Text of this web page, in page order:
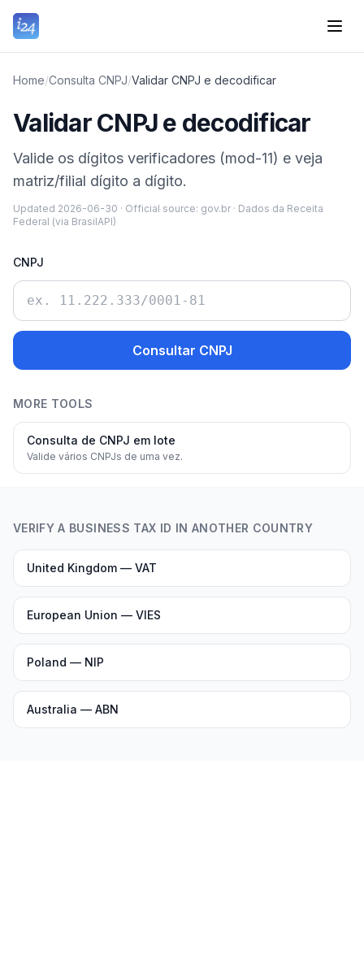
Home/Consulta CNPJ/Validar CNPJ e decodificar
Validar CNPJ e decodificar
Valide os dígitos verificadores (mod-11) e veja
matriz/filial dígito a dígito.
Updated 2026-06-30 · Official source: gov.br · Dados da Receita
Federal (via BrasilAPI)
CNPJ
Consultar CNPJ
MORE TOOLS
Consulta de CNPJ em lote
Valide vários CNPJs de uma vez.
VERIFY A BUSINESS TAX ID IN ANOTHER COUNTRY
United Kingdom — VAT
European Union — VIES
Poland — NIP
Australia — ABN